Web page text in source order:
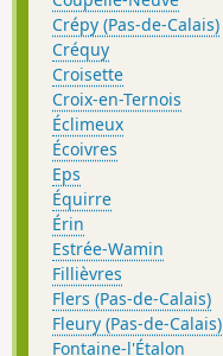
Crépy (Pas-de-Calais)
Créquy
Croisette
Croix-en-Ternois
Éclimeux
Écoivres
Eps
Équirre
Érin
Estrée-Wamin
Fillièvres
Flers (Pas-de-Calais)
Fleury (Pas-de-Calais)
Fontaine-l'Étalon